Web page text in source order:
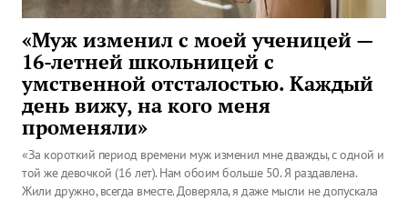
«Муж изменил с моей ученицей —
16-летней школьницей с
умственной отсталостью. Каждый
день вижу, на кого меня
променяли»
«За короткий период времени муж изменил мне дважды, с одной и
той же девочкой (16 лет). Нам обоим больше 50. Я раздавлена.
Жили дружно, всегда вместе. Доверяла, я даже мысли не допускала